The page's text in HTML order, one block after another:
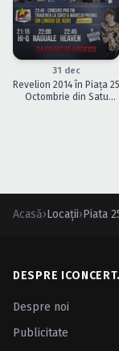
Caută în site...
ÎNCHEIAT31 dec
Revelion 2014 în Piaţa 25
Octombrie din Satu
Acasă›Locații›Piata
DESPRE
Despre noi
Publicitate